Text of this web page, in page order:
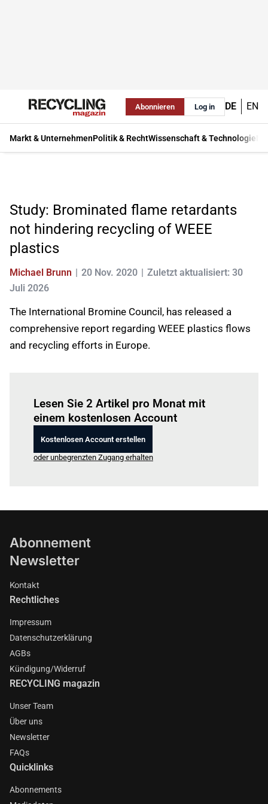
Abonnieren Log in DE EN
Markt & UnternehmenPolitik & RechtWissenschaft & Technologie
Study: Brominated flame retardants
not hindering recycling of WEEE
plastics
Michael Brunn 20 Nov. 2020
Zuletzt aktualisiert: 30
Juli 2026
The International Bromine Council, has released a
comprehensive report regarding WEEE plastics flows
and recycling efforts in Europe.
Lesen Sie 2 Artikel pro Monat mit
einem kostenlosen Account
Kostenlosen Account erstellen
oder unbegrenzten Zugang erhalten
Abonnement
Newsletter
Kontakt
Rechtliches
Impressum
Datenschutzerklärung
AGBs
Kündigung/Widerruf
RECYCLING magazin
Unser Team
Über uns
Newsletter
FAQs
Quicklinks
Abonnements